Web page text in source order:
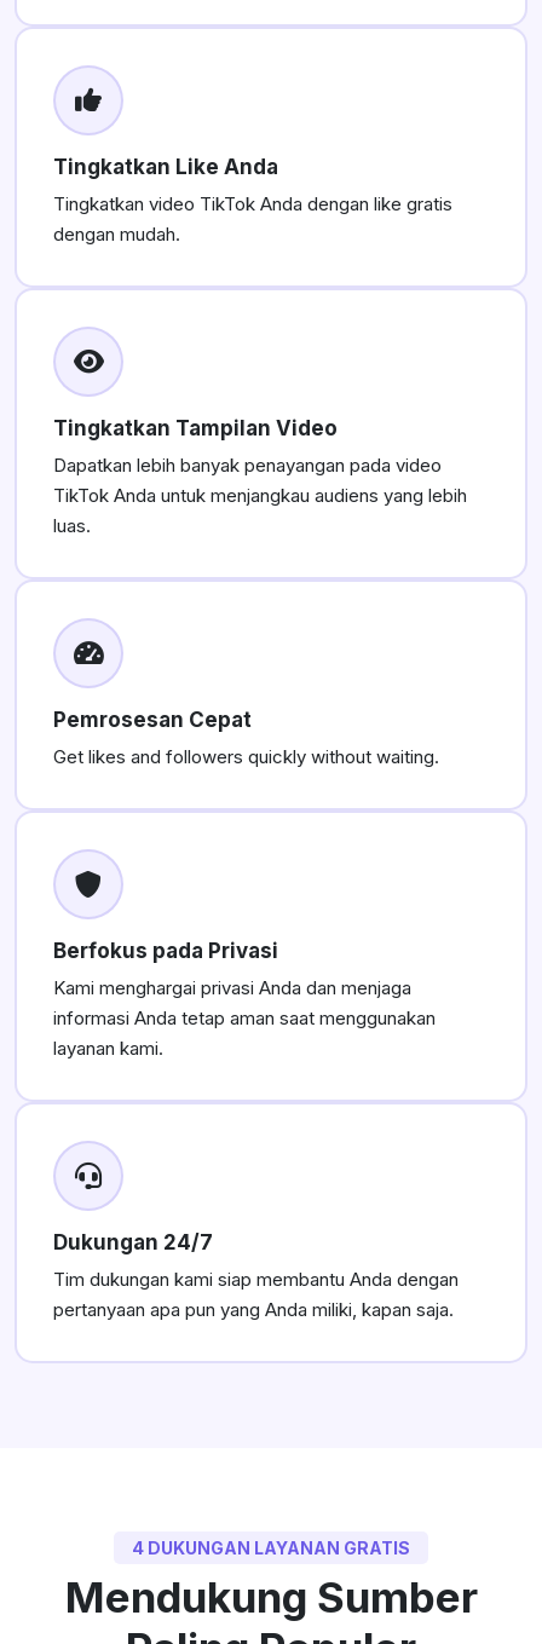
Tingkatkan Like Anda
Tingkatkan video TikTok Anda dengan like gratis
dengan mudah.
Tingkatkan Tampilan Video
Dapatkan lebih banyak penayangan pada video
TikTok Anda untuk menjangkau audiens yang lebih
luas.
Pemrosesan Cepat
Get likes and followers quickly without waiting.
Berfokus pada Privasi
Kami menghargai privasi Anda dan menjaga
informasi Anda tetap aman saat menggunakan
layanan kami.
Dukungan 24/7
Tim dukungan kami siap membantu Anda dengan
pertanyaan apa pun yang Anda miliki, kapan saja.
4 DUKUNGAN LAYANAN GRATIS
Mendukung Sumber